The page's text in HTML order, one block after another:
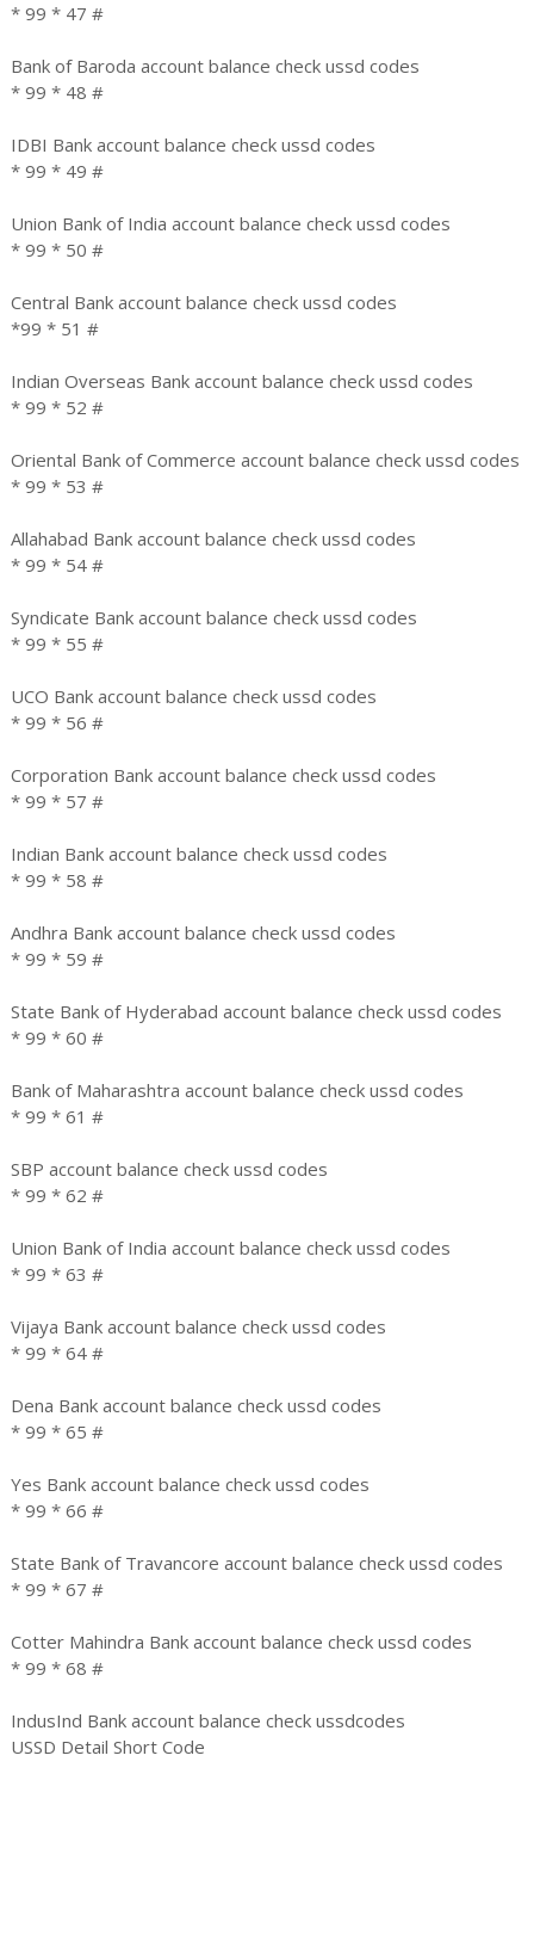
* 99 * 47 #
Bank of Baroda account balance check ussd codes
* 99 * 48 #
IDBI Bank account balance check ussd codes
* 99 * 49 #
Union Bank of India account balance check ussd codes
* 99 * 50 #
Central Bank account balance check ussd codes
*99 * 51 #
Indian Overseas Bank account balance check ussd codes
* 99 * 52 #
Oriental Bank of Commerce account balance check ussd codes
* 99 * 53 #
Allahabad Bank account balance check ussd codes
* 99 * 54 #
Syndicate Bank account balance check ussd codes
* 99 * 55 #
UCO Bank account balance check ussd codes
* 99 * 56 #
Corporation Bank account balance check ussd codes
* 99 * 57 #
Indian Bank account balance check ussd codes
* 99 * 58 #
Andhra Bank account balance check ussd codes
* 99 * 59 #
State Bank of Hyderabad account balance check ussd codes
* 99 * 60 #
Bank of Maharashtra account balance check ussd codes
* 99 * 61 #
SBP account balance check ussd codes
* 99 * 62 #
Union Bank of India account balance check ussd codes
* 99 * 63 #
Vijaya Bank account balance check ussd codes
* 99 * 64 #
Dena Bank account balance check ussd codes
* 99 * 65 #
Yes Bank account balance check ussd codes
* 99 * 66 #
State Bank of Travancore account balance check ussd codes
* 99 * 67 #
Cotter Mahindra Bank account balance check ussd codes
* 99 * 68 #
IndusInd Bank account balance check ussdcodes
USSD Detail Short Code